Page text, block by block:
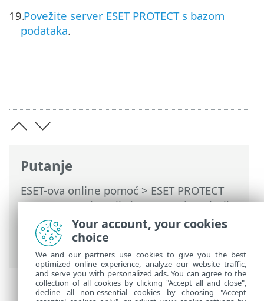
Putanje
ESET-ova online pomoć > ESET PROTECT
On-Prem>Migracija i ponovna instalacija
ESET PROTECTmigracija baze podataka
Postupak migracije za Microsoft SQL
Server
19.Povežite server ESET PROTECT s bazom
podataka.
Your account, your cookies
choice
We and our partners use cookies to give you the best
optimized online experience, analyze our website traffic,
and serve you with personalized ads. You can agree to the
collection of all cookies by clicking "Accept all and close",
decline all non-essential cookies by choosing "Accept